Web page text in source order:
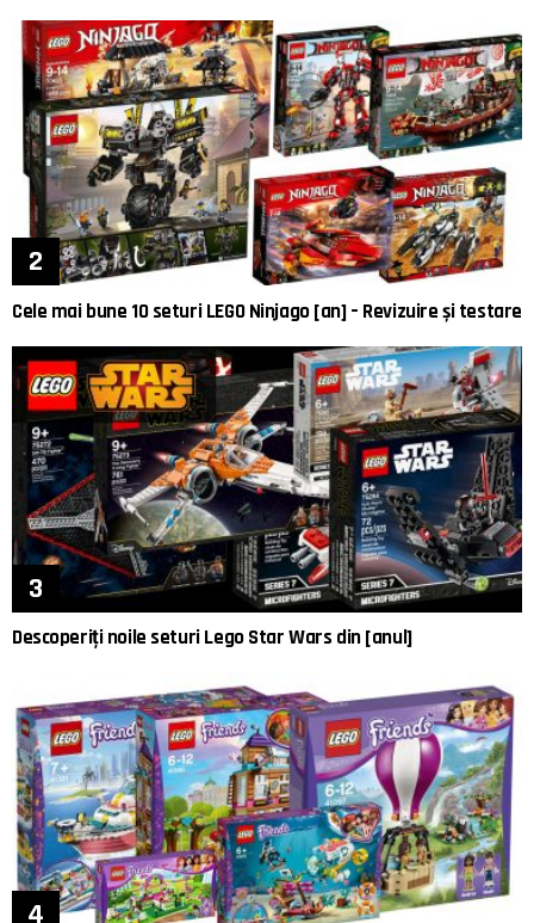
Cele mai bune 10 seturi LEGO Ninjago [an] – Revizuire și testare
Descoperiți noile seturi Lego Star Wars din [anul]